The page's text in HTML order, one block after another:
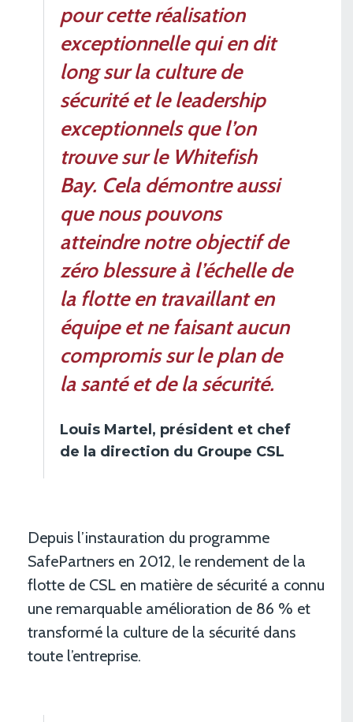
pour cette réalisation
exceptionnelle qui en dit
long sur la culture de
sécurité et le leadership
exceptionnels que l’on
trouve sur le Whitefish
Bay. Cela démontre aussi
que nous pouvons
atteindre notre objectif de
zéro blessure à l’échelle de
la flotte en travaillant en
équipe et ne faisant aucun
compromis sur le plan de
la santé et de la sécurité.
Louis Martel, président et chef
de la direction du Groupe CSL
Depuis l’instauration du programme
SafePartners en 2012, le rendement de la
flotte de CSL en matière de sécurité a connu
une remarquable amélioration de 86 % et
transformé la culture de la sécurité dans
toute l’entreprise.